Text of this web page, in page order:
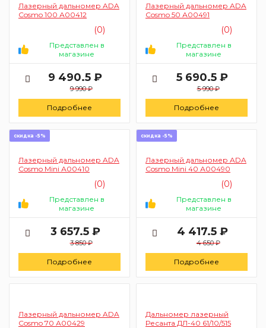
Лазерный дальномер ADA
Cosmo 100 А00412
(0)
Представлен в
магазине
9 490.5 ₽
9 990 ₽
Подробнее
Лазерный дальномер ADA
Cosmo 50 А00491
(0)
Представлен в
магазине
5 690.5 ₽
5 990 ₽
Подробнее
скидка -5%
Лазерный дальномер ADA
Cosmo Mini А00410
(0)
Представлен в
магазине
3 657.5 ₽
3 850 ₽
Подробнее
скидка -5%
Лазерный дальномер ADA
Cosmo Mini 40 А00490
(0)
Представлен в
магазине
4 417.5 ₽
4 650 ₽
Подробнее
Лазерный дальномер ADA
Cosmo 70 А00429
Дальномер лазерный
Ресанта ДЛ-40 61/10/515